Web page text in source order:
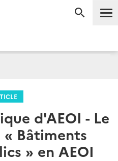
d'AEOI - Le
« Bâtiments
» en AEOI